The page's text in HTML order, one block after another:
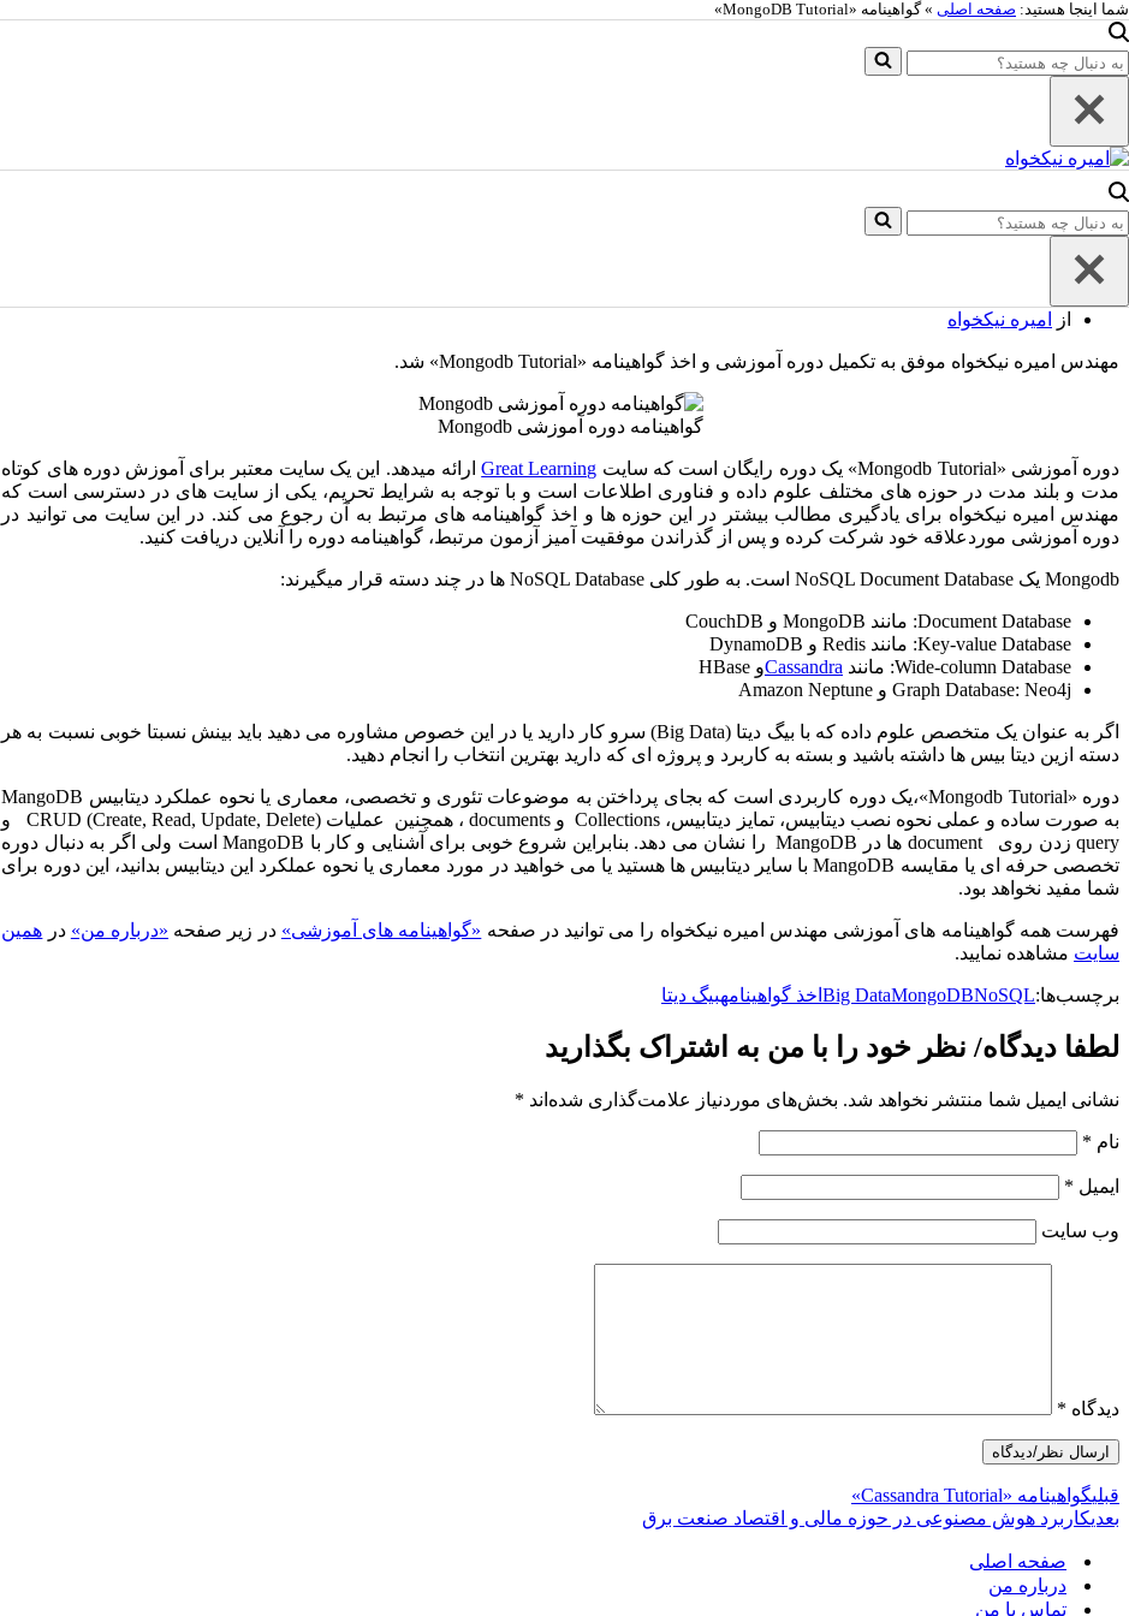
پرش به محتوا
صفحه اصلی
واژه نامه علم داده ها
درس های مدیریت دانش
دروس دانشگاهی
آخرین اخبار
جستجو
برای…
فهرست
ناوبری
جستجو
برای…
فهرست
ناوبری
صفحه اصلی
دروس دانشگاهی
آخرین اخبار
شما اینجا هستید: صفحه اصلی »گواهینامه «MongoDB Tutorial»
گواهینامه «MongoDB Tutorial»
از
امیره نیکخواه
مهندس امیره نیکخواه موفق به تکمیل دوره آموزشی و اخذ گواهینامه «Mongodb Tutorial» شد.
گواهینامه دوره آموزشی Mongodb
دوره آموزشی «Mongodb Tutorial» یک دوره رایگان است که سایت Great Learningارائه میدهد. این یک سایت معتبر برای آموزش دوره های کوتاه
مدت و بلند مدت در حوزه های مختلف علوم داده و فناوری اطلاعات است و با توجه به شرایط تحریم، یکی از سایت های در دسترسی است که
مهندس امیره نیکخواه برای یادگیری مطالب بیشتر در این حوزه ها و اخذ گواهینامه های مرتبط به آن رجوع می کند. در این سایت می توانید در
دوره آموزشی موردعلاقه خود شرکت کرده و پس از گذراندن موفقیت آمیز آزمون مرتبط، گواهینامه دوره را آنلاین دریافت کنید.
Mongodb یک NoSQL Document Database است. به طور کلی NoSQL Database ها در چند دسته قرار میگیرند:
Document Database: مانند MongoDB و CouchDB
Key-value Database: مانند Redis و DynamoDB
Wide-column Database: مانند
Cassandraو HBase
Graph Database: Neo4j و Amazon Neptune
اگر به عنوان یک متخصص علوم داده که با بیگ دیتا (Big Data) سرو کار دارید یا در این خصوص مشاوره می دهید باید بینش نسبتا خوبی نسبت به هر
دسته ازین دیتا بیس ها داشته باشید و بسته به کاربرد و پروژه ای که دارید بهترین انتخاب را انجام دهید.
دوره «Mongodb Tutorial
»،یک دوره کاربردی است که بجای پرداختن به موضوعات تئوری و تخصصی، معماری یا نحوه عملکرد دیتابیس MangoDB
به صورت ساده و عملی نحوه نصب دیتابیس، تمایز دیتابیس، Collections و documents ، همچنین عملیات CRUD (Create, Read, Update, Delete) و
query زدن روی document ها در MangoDB را نشان می دهد. بنابراین شروع خوبی برای آشنایی و کار با MangoDB است ولی اگر به دنبال دوره
تخصصی حرفه ای یا مقایسه MangoDB با سایر دیتابیس ها هستید یا می خواهید در مورد معماری یا نحوه عملکرد این دیتابیس بدانید، این دوره برای
شما مفید نخواهد بود.
فهرست همه گواهینامه های آموزشی مهندس امیره نیکخواه را می توانید در صفحه «گواهینامه های آموزشی» در زیر صفحه «درباره من» در همین
سایت مشاهده نمایید.
برچسب‌ها: Big DataMongoDBNoSQL اخذ گواهینامهبیگ دیتا
لطفا دیدگاه/ نظر خود را با من به اشتراک بگذارید
نشانی ایمیل شما منتشر نخواهد شد. بخش‌های موردنیاز علامت‌گذاری شده‌اند *
نام *
ایمیل *
وب‌ سایت
دیدگاه *
قبلیگواهینامه «Cassandra Tutorial»
بعدیکاربرد هوش مصنوعی در حوزه مالی و اقتصاد صنعت برق
صفحه اصلی
درباره من
تماس با من